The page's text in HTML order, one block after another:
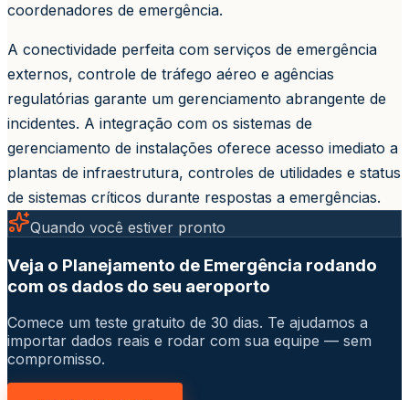
coordenadores de emergência.
A conectividade perfeita com serviços de emergência
externos, controle de tráfego aéreo e agências
regulatórias garante um gerenciamento abrangente de
incidentes. A integração com os sistemas de
gerenciamento de instalações oferece acesso imediato a
plantas de infraestrutura, controles de utilidades e status
de sistemas críticos durante respostas a emergências.
Quando você estiver pronto
Veja o Planejamento de Emergência rodando
com os dados do seu aeroporto
Comece um teste gratuito de 30 dias. Te ajudamos a
importar dados reais e rodar com sua equipe — sem
compromisso.